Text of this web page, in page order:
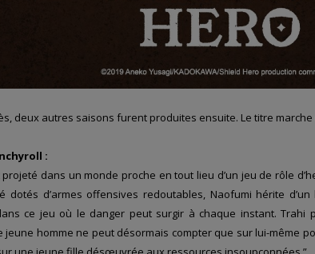
deux autres saisons furent produites ensuite. Le titre marche
:
dans un monde proche en tout lieu d’un jeu de rôle
dotés d’armes offensives redoutables, Naofumi hérite
ce jeu où le danger peut surgir à chaque instant. Trahi
jeune homme ne peut désormais compter que sur lui-même